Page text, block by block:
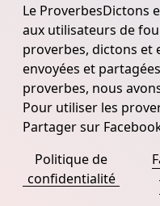
Le ProverbesDictons
aux utilisateurs de
proverbes, dictons et
envoyées et
proverbes, nous
Pour utiliser les
Partager sur
Politique de
confidentialité